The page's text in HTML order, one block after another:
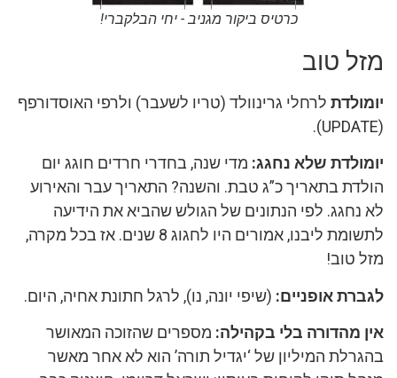
כרטיס ביקור מגניב - יחי הבלקברי!
מזל טוב
יומולדת לרחלי גרינוולד (טריו לשעבר) ולרפי האוסדורפף
(UPDATE).
יומולדת שלא נחגג: מדי שנה, בחדרי חרדים חוגג יום
הולדת בתאריך כ”ג טבת. והשנה? התאריך עבר והאירוע
לא נחגג. לפי הנתונים של הגולש שהביא את הידיעה
לתשומת ליבנו, אמורים היו לחגוג 8 שנים. אז בכל מקרה,
מזל טוב!
לגברת אופניים: (שיפי יונה, נו), לרגל חתונת אחיה, היום.
אין מהדורה בלי בקהילה: מספרים שהזוכה המאושר
בהגרלת המיליון של ‘יגדיל תורה’ הוא לא אחר מאשר